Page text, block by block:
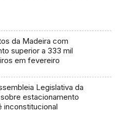
da Madeira com
superior a 333 mil
em fevereiro
Legislativa da
estacionamento
inconstitucional